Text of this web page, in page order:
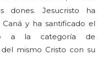
dones. Jesucristo ha
y ha santificado el
a la categoría de
mismo Cristo con su